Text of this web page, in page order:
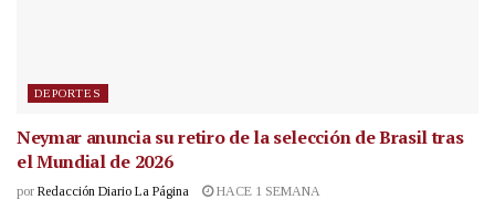
DEPORTES
Neymar anuncia su retiro de la selección de Brasil tras
el Mundial de 2026
por Redacción Diario La Página HACE 1 SEMANA